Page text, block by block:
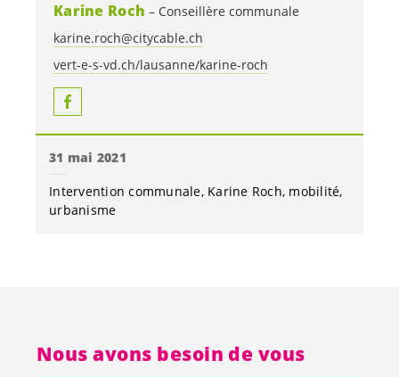
Karine Roch
Conseillère communale
karine.roch@citycable.ch
vert-e-s-vd.ch/lausanne/karine-roch
31 mai 2021
Intervention communale Karine Roch mobilité
urbanisme
Nous avons besoin de vous